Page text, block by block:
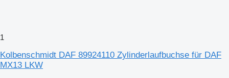
1
Kolbenschmidt DAF 89924110 Zylinderlaufbuchse für DAF
MX13 LKW